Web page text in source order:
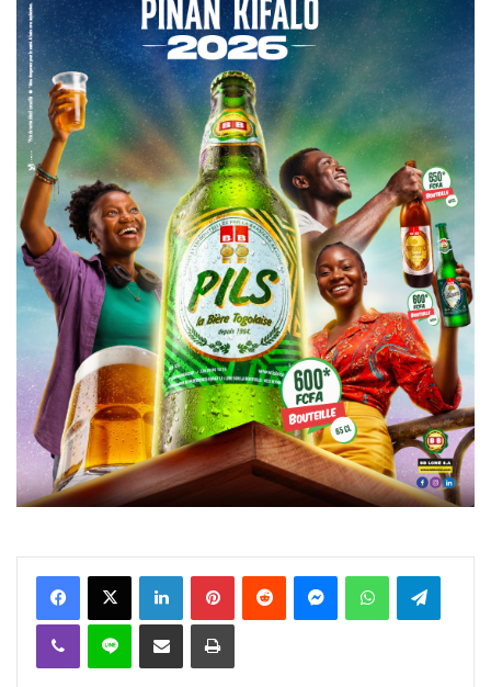
FacebookX Linkedin PinterestReddit MessengerWhatsAppTelegram
Viber Ligne Partager par email Imprimer